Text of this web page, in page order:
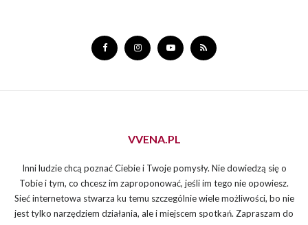
VVENA.PL
Inni ludzie chcą poznać Ciebie i Twoje pomysły. Nie dowiedzą się o
Tobie i tym, co chcesz im zaproponować, jeśli im tego nie opowiesz.
Sieć internetowa stwarza ku temu szczególnie wiele możliwości, bo nie
jest tylko narzędziem działania, ale i miejscem spotkań. Zapraszam do